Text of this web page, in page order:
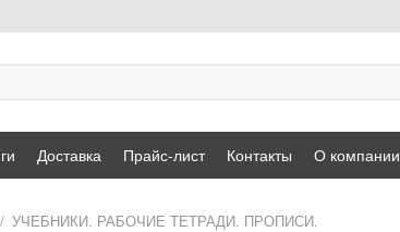
Доставка Прайс-лист Контакты О компании
/ УЧЕБНИКИ. РАБОЧИЕ ТЕТРАДИ. ПРОПИСИ.